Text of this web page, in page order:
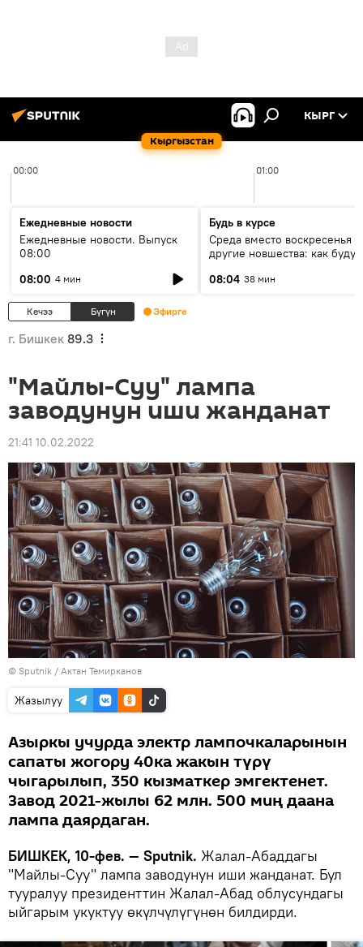
Кыргызстан
КЫРГ
00:00 01:00
Ежедневные новости
Ежедневные новости. Выпуск
08:00
08:00 4 мин
Будь в курсе
Среда вместо воскресенья и
другие новшества: как будут
08:04 38 мин
Кечээ Бүгүн Эфирге
г. Бишкек 89.3
"Майлы-Суу" лампа
заводунун иши жанданат
21:41 10.02.2022
© Sputnik / Актан Темирканов
Жазылуу
Азыркы учурда электр лампочкаларынын
сапаты жогору 40ка жакын түрү
чыгарылып, 350 кызматкер эмгектенет.
Завод 2021-жылы 62 млн. 500 миң даана
лампа даярдаган.
БИШКЕК, 10-фев. — Sputnik. Жалал-Абаддагы
"Майлы-Суу" лампа заводунун иши жанданат. Бул
тууралуу президенттин Жалал-Абад облусундагы
ыйгарым укуктуу өкүлчүлүгүнөн билдирди.